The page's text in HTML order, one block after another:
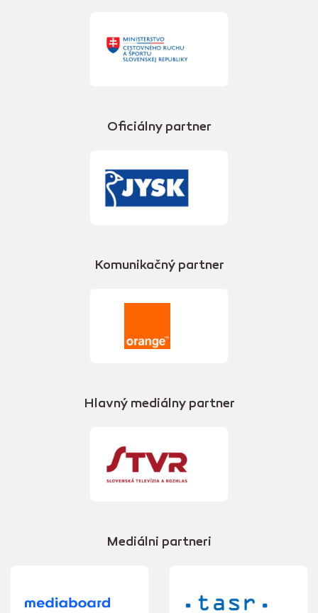
Oficiálny partner
Komunikačný partner
Hlavný mediálny partner
Mediálni partneri